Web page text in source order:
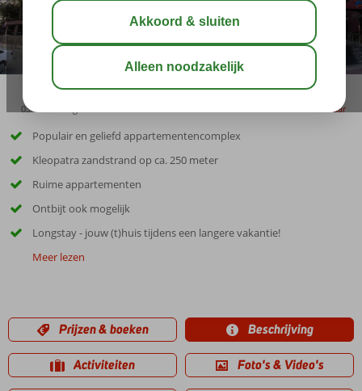
03:45 bewaar
Populair en geliefd appartementencomplex
Kleopatra zandstrand op ca. 250 meter
Ruime appartementen
Ontbijt ook mogelijk
Longstay - jouw (t)huis tijdens een langere vakantie!
Meer lezen
Prijzen & boeken Beschrijving
Activiteiten Foto's & Video's